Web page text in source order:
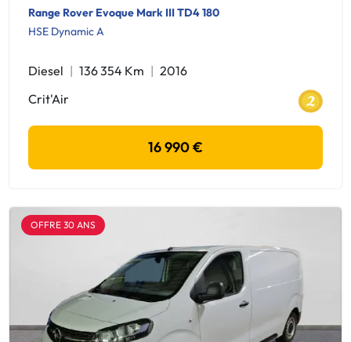
Range Rover Evoque Mark III TD4 180
HSE Dynamic A
Diesel 136 354 Km
2016
Crit'Air
16 990 €
OFFRE 30 ANS